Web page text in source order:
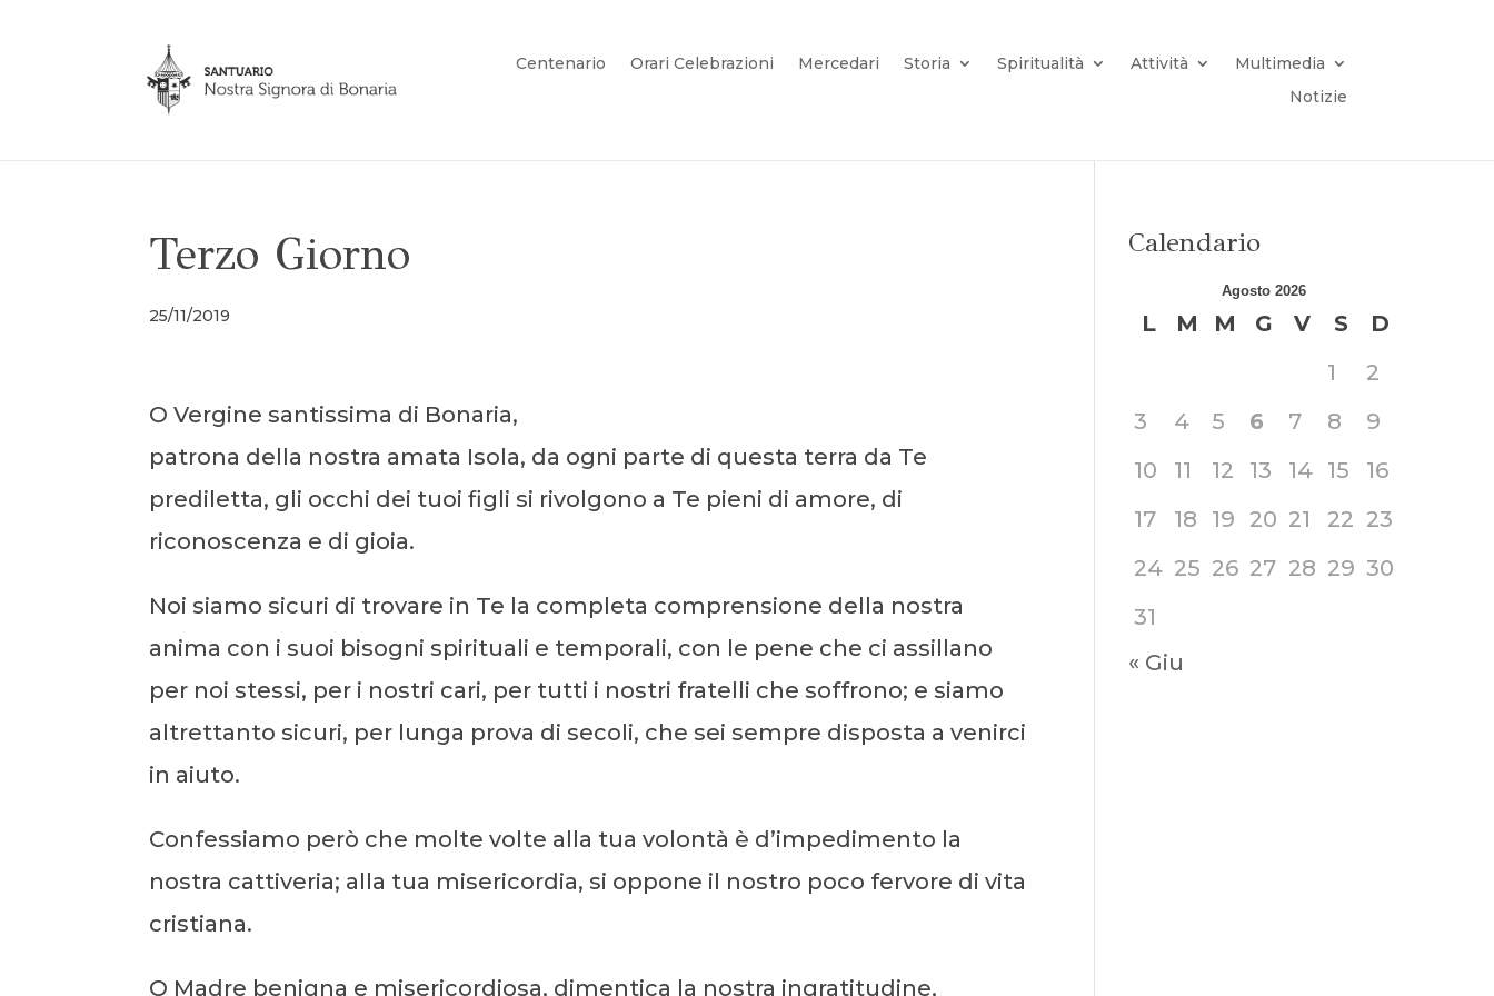
Centenario Orari Celebrazioni Mercedari Storia Spiritualità Attività
Multimedia
Notizie
Terzo Giorno
25/11/2019
O Vergine santissima di Bonaria,
patrona della nostra amata Isola, da ogni parte di questa terra da Te
prediletta, gli occhi dei tuoi figli si rivolgono a Te pieni di amore, di
riconoscenza e di gioia.
Noi siamo sicuri di trovare in Te la completa comprensione della nostra
anima con i suoi bisogni spirituali e temporali, con le pene che ci assillano
per noi stessi, per i nostri cari, per tutti i nostri fratelli che soffrono; e siamo
altrettanto sicuri, per lunga prova di secoli, che sei sempre disposta a venirci
in aiuto.
Confessiamo però che molte volte alla tua volontà è d’impedimento la
nostra cattiveria; alla tua misericordia, si oppone il nostro poco fervore di vita
cristiana.
O Madre benigna e misericordiosa, dimentica la nostra ingratitudine,
Calendario
Agosto 2026
L M M G V S
D
1
2
3
4 5 6 7 8
9
10
11 12 13 14 15
16
17
18 19 20 21 22 23
24 25 26 27 28 29 30
31
« Giu